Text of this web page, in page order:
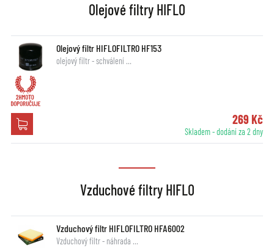
Olejové filtry HIFLO
Olejový filtr HIFLOFILTRO HF153
olejový filtr - schválení …
269 Kč
Skladem - dodání za 2 dny
Vzduchové filtry HIFLO
Vzduchový filtr HIFLOFILTRO HFA6002
Vzduchový filtr - náhrada …